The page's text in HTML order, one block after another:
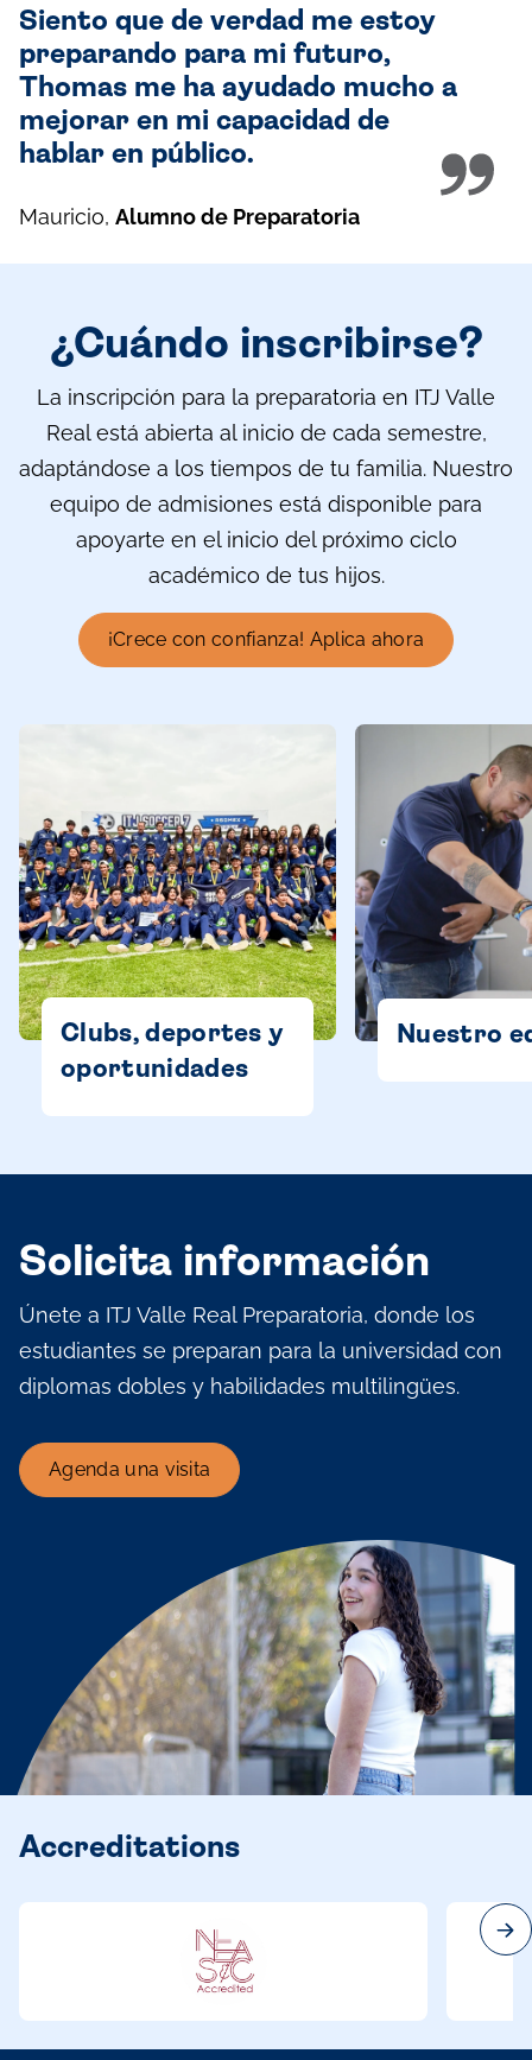
Siento que de verdad me estoy
preparando para mi futuro,
Thomas me ha ayudado mucho a
mejorar en mi capacidad de
hablar en público.
Mauricio, Alumno de Preparatoria
¿Cuándo inscribirse?
La inscripción para la preparatoria en ITJ Valle
Real está abierta al inicio de cada semestre,
adaptándose a los tiempos de tu familia. Nuestro
equipo de admisiones está disponible para
apoyarte en el inicio del próximo ciclo
académico de tus hijos.
¡Crece con confianza! Aplica ahora
Clubs, deportes y
oportunidades
Nuestro
Solicita información
Únete a ITJ Valle Real Preparatoria, donde los
estudiantes se preparan para la universidad con
diplomas dobles y habilidades multilingües.
Agenda una visita
Accreditations